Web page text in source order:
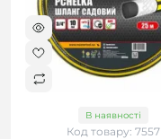
В наявності
Код товару: 7557